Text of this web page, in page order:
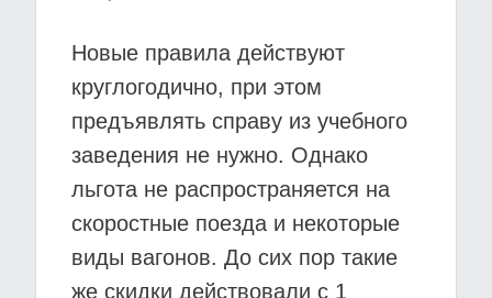
Новые правила действуют
круглогодично, при этом
предъявлять справу из учебного
заведения не нужно. Однако
льгота не распространяется на
скоростные поезда и некоторые
виды вагонов. До сих пор такие
же скидки действовали с 1